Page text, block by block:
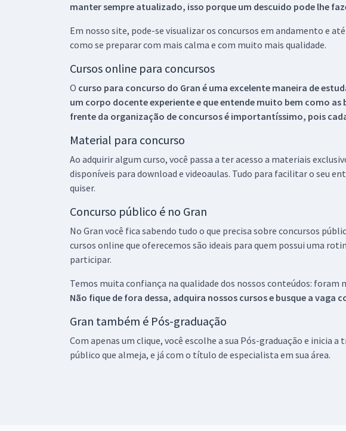
manter sempre atualizado, isso porque um descuido pode lhe
Em nosso site, pode-se visualizar os concursos em andamento e
como se preparar com mais calma e com muito mais qualidade.
Cursos online para concursos
O curso para concurso do Gran é uma excelente maneira de
um corpo docente experiente e que entende muito bem como
frente da organização de concursos é importantíssimo, pois
Material para concurso
Ao adquirir algum curso, você passa a ter acesso a materiais
disponíveis para download e videoaulas. Tudo para facilitar o seu
quiser.
Concurso público é no Gran
No Gran você fica sabendo tudo o que precisa sobre concursos
cursos online que oferecemos são ideais para quem possui uma
participar.
Temos muita confiança na qualidade dos nossos conteúdos: foram
Não fique de fora dessa, adquira nossos cursos e busque a
Gran também é Pós-graduação
Com apenas um clique, você escolhe a sua Pós-graduação e inicia
público que almeja, e já com o título de especialista em sua área.